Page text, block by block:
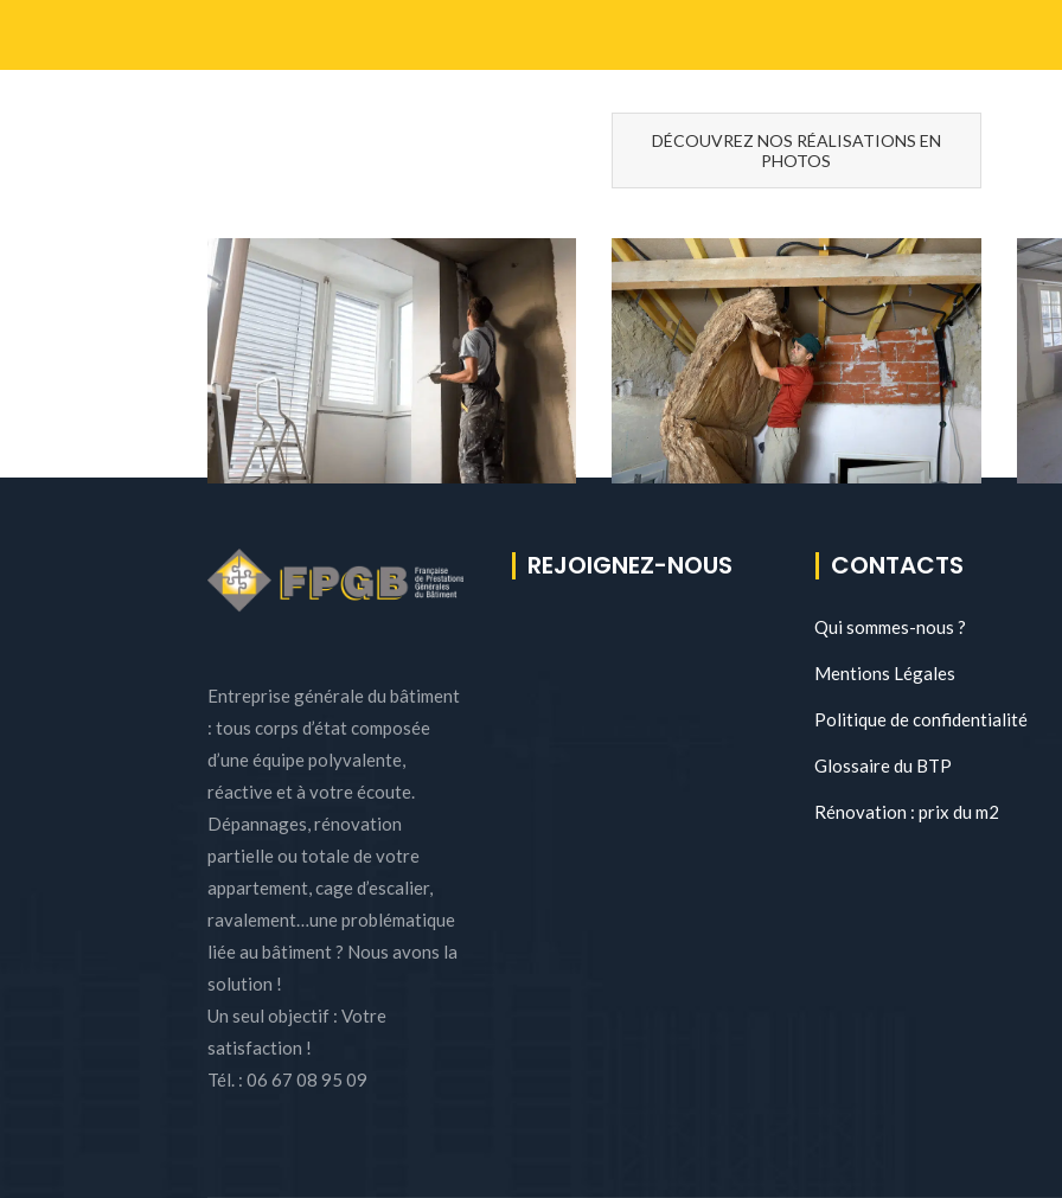
DÉCOUVREZ NOS RÉALISATIONS EN
PHOTOS
Entreprise générale du bâtiment
: tous corps d’état composée
d’une équipe polyvalente,
réactive et à votre écoute.
Dépannages, rénovation
partielle ou totale de votre
appartement, cage d’escalier,
ravalement…une problématique
liée au bâtiment ? Nous avons la
solution !
Un seul objectif : Votre
satisfaction !
Tél. : 06 67 08 95 09
REJOIGNEZ-NOUS CONTACTS
Qui sommes-nous ?
Mentions Légales
Politique de confidentialité
Glossaire du BTP
Rénovation : prix du m2